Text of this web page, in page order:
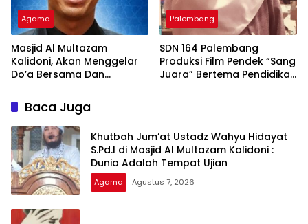
Agama
Masjid Al Multazam
Kalidoni, Akan Menggelar
Do’a Bersama Dan
RI Ke-81 Dengan
Pembicara Ustadz Qoim
Nur’aini M.Pd
Palembang
SDN 164 Palembang
Produksi Film Pendek “Sang
Juara” Bertema Pendidikan
Baca Juga
Khutbah Jum’at Ustadz Wahyu Hidayat
S.Pd.I di Masjid Al Multazam Kalidoni :
Dunia Adalah Tempat Ujian
Agama Agustus 7, 2026